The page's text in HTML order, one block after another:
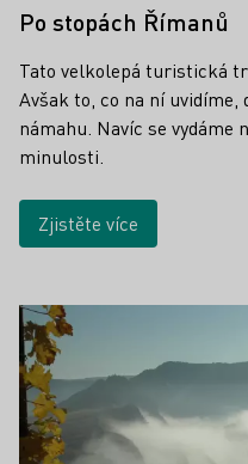
Po stopách Římanů
Tato velkolepá turistická
Avšak to, co na ní uvidíme,
námahu. Navíc se vydáme
minulosti.
Zjistěte více